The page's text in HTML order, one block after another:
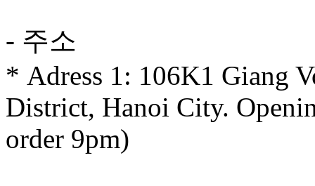
- 주소
* Adress 1: 106K1 Giang
District, Hanoi City.
order 9pm)